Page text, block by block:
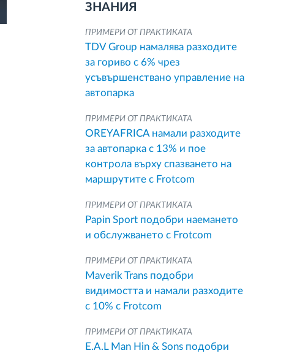
ЗНАНИЯ
ПРИМЕРИ ОТ ПРАКТИКАТА
TDV Group намалява разходите
за гориво с 6% чрез
усъвършенствано управление на
автопарка
ПРИМЕРИ ОТ ПРАКТИКАТА
OREYAFRICA намали разходите
за автопарка с 13% и пое
контрола върху спазването на
маршрутите с Frotcom
ПРИМЕРИ ОТ ПРАКТИКАТА
Papin Sport подобри наемането
и обслужването с Frotcom
ПРИМЕРИ ОТ ПРАКТИКАТА
Maverik Trans подобри
видимостта и намали разходите
с 10% с Frotcom
ПРИМЕРИ ОТ ПРАКТИКАТА
E.A.L Man Hin & Sons подобри